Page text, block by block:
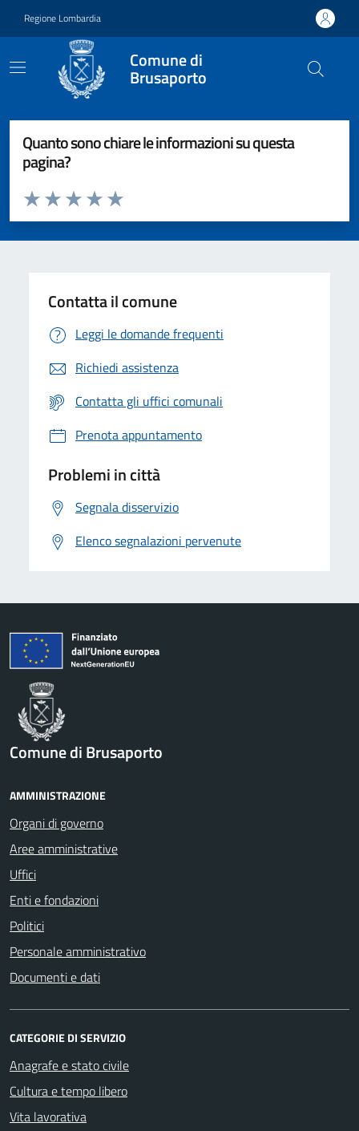
Regione Lombardia
Comune di
Brusaporto
Quanto sono chiare le informazioni su questa
pagina?
Valuta da 1 a 5 stelle la pagina
Valuta 5 stelle su 5
Valuta 4 stelle su 5
Valuta 3 stelle su 5
Valuta 2 stelle su 5
Valuta 1 stelle su 5
Contatta il comune
Leggi le domande frequenti
Richiedi assistenza
Contatta gli uffici comunali
Prenota appuntamento
Problemi in città
Segnala disservizio
Elenco segnalazioni pervenute
Comune di Brusaporto
AMMINISTRAZIONE
Organi di governo
Aree amministrative
Uffici
Enti e fondazioni
Politici
Personale amministrativo
Documenti e dati
CATEGORIE DI SERVIZIO
Anagrafe e stato civile
Cultura e tempo libero
Vita lavorativa